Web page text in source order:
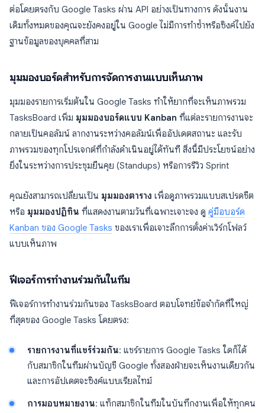
ต่อโดยตรงกับ Google Tasks ผ่าน API อย่างเป็นทางการ ดังนั้นงาน
เดิมทั้งหมดของคุณจะยังคงอยู่ใน Google ไม่มีการทำซ้ำหรือซิงค์ไปยัง
ฐานข้อมูลของบุคคลที่สาม
มุมมองบอร์ดสำหรับการจัดการงานแบบเห็นภาพ
มุมมองรายการเริ่มต้นใน Google Tasks ทำให้ยากที่จะเห็นภาพรวม
TasksBoard เพิ่ม มุมมองบอร์ดแบบ Kanban ที่แต่ละรายการงานจะ
กลายเป็นคอลัมน์ ลากงานระหว่างคอลัมน์เพื่ออัปเดตสถานะ และรับ
ภาพรวมของทุกโปรเจกต์ที่กำลังดำเนินอยู่ได้ทันที สิ่งนี้มีประโยชน์อย่าง
ยิ่งในระหว่างการประชุมยืนคุย (Standups) หรือการรีวิว Sprint
คุณยังสามารถเปลี่ยนเป็น มุมมองตาราง เพื่อดูภาพรวมแบบสเปรดชีต
หรือ มุมมองปฏิทิน ที่แสดงงานตามวันที่เฉพาะเจาะจง ดู คู่มือบอร์ด
Kanban ของ Google Tasks ของเราเพื่อเจาะลึกการตั้งค่าเวิร์กโฟลว์
แบบเห็นภาพ
ฟีเจอร์การทำงานร่วมกันในทีม
ฟีเจอร์การทำงานร่วมกันของ TasksBoard ตอบโจทย์ข้อจำกัดที่ใหญ่
ที่สุดของ Google Tasks โดยตรง:
รายการงานที่แชร์ร่วมกัน: แชร์รายการ Google Tasks ใดก็ได้
กับสมาชิกในทีมผ่านบัญชี Google ทั้งสองฝ่ายจะเห็นงานเดียวกัน
และการอัปเดตจะซิงค์แบบเรียลไทม์
การมอบหมายงาน: แท็กสมาชิกในทีมในบันทึกงานเพื่อให้ทุกคน